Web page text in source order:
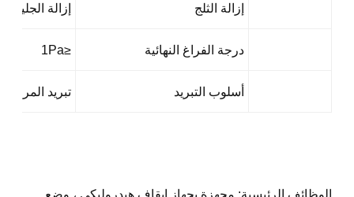
إزالة الثلج إزالة الجليد
درجة الفراغ النهائية ≤1Pa
أسلوب التبريد تبريد المروحة
الوظائف الرئيسية: مجهزة بجهاز إيقاف هيدروليكي ، وضع